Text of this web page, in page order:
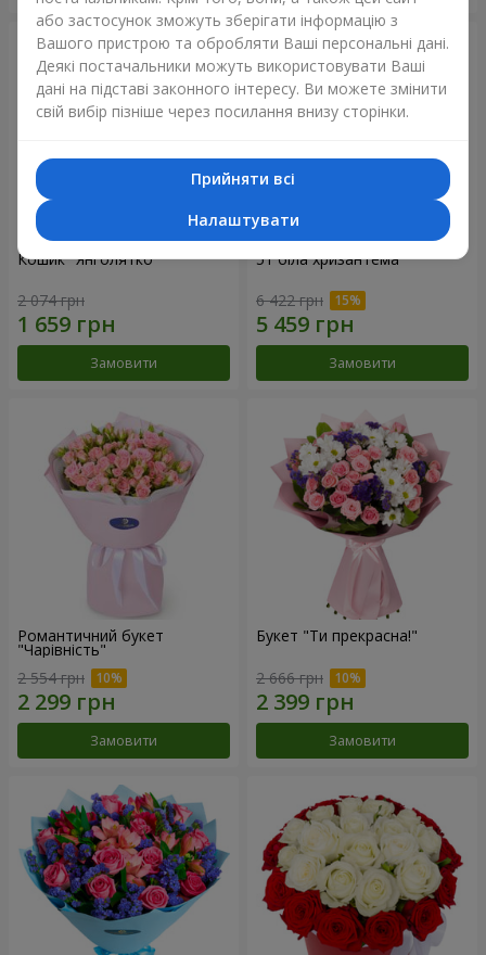
Кошик "Янголятко"
2 074 грн
Замовити
51 біла хризантема
6 422 грн
Замовити
Романтичний букет
"Чарівність"
2 554 грн
Замовити
Букет "Ти прекрасна!"
2 666 грн
Замовити
або застосунок зможуть зберігати інформацію з
Вашого пристрою та обробляти Ваші персональні дані.
Деякі постачальники можуть використовувати Ваші
дані на підставі законного інтересу. Ви можете змінити
свій вибір пізніше через посилання внизу сторінки.
Прийняти всі
Налаштувати